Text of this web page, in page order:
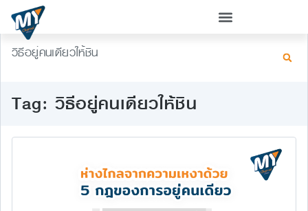
วิธีอยู่คนเดียวให้ชิน
Tag: วิธีอยู่คนเดียวให้ชิน